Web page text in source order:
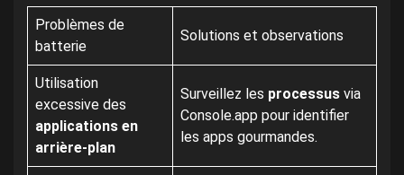
Problèmes de
batterie
Solutions et observations
Utilisation
excessive des
applications en
arrière-plan
Surveillez les processus via
Console.app pour identifier
les apps gourmandes.